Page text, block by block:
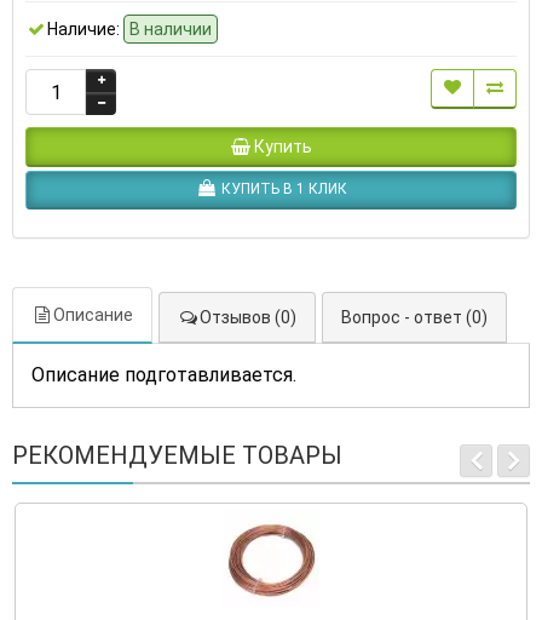
Наличие: В наличии
Купить
КУПИТЬ В 1 КЛИК
Описание Отзывов (0) Вопрос - ответ (0)
Описание подготавливается.
РЕКОМЕНДУЕМЫЕ ТОВАРЫ